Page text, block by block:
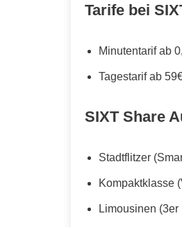
Tarife bei
Minutentarif ab
Tagestarif ab
SIXT Share
Stadtflitzer
Kompaktklasse
Limousinen